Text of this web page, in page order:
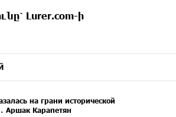
на грани исторической
Аршак Карапетян
Lurer.com-ի